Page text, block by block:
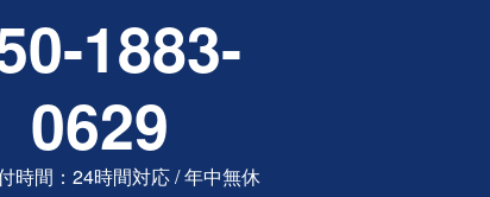
1883-
0629
時間：24時間対応/年中無休